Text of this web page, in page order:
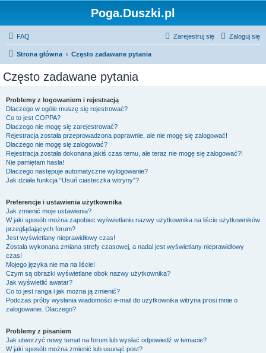
Poga.Duszki.pl
FAQ Zaloguj się
Zarejestruj się
Strona główna Często zadawane pytania
Często zadawane pytania
Problemy z logowaniem i rejestracją
Dlaczego w ogóle muszę się rejestrować?
Co to jest COPPA?
Dlaczego nie mogę się zarejestrować?
Rejestracja została przeprowadzona poprawnie, ale nie mogę się zalogować!
Dlaczego nie mogę się zalogować?
Rejestracja została dokonana jakiś czas temu, ale teraz nie mogę się zalogować?!
Nie pamiętam hasła!
Dlaczego następuje automatyczne wylogowanie?
Jak działa funkcja “Usuń ciasteczka witryny”?
Preferencje i ustawienia użytkownika
Jak zmienić moje ustawienia?
W jaki sposób można zapobiec wyświetlaniu nazwy użytkownika na liście użytkowników
przeglądających forum?
Jest wyświetlany nieprawidłowy czas!
Została wykonana zmiana strefy czasowej, a nadal jest wyświetlany nieprawidłowy
czas!
Mojego języka nie ma na liście!
Czym są obrazki wyświetlane obok nazwy użytkownika?
Jak wyświetlić awatar?
Co to jest ranga i jak można ją zmienić?
Podczas próby wysłania wiadomości e-mail do użytkownika witryna prosi mnie o
zalogowanie. Dlaczego?
Problemy z pisaniem
Jak utworzyć nowy temat na forum lub wysłać odpowiedź w temacie?
W jaki sposób można zmienić lub usunąć post?